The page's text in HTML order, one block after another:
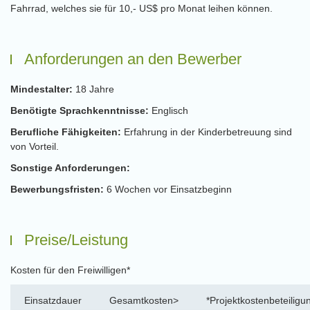
Fahrrad, welches sie für 10,- US$ pro Monat leihen können.
Anforderungen an den Bewerber
Mindestalter: 18 Jahre
Benötigte Sprachkenntnisse: Englisch
Berufliche Fähigkeiten: Erfahrung in der Kinderbetreuung sind
von Vorteil.
Sonstige Anforderungen:
Bewerbungsfristen: 6 Wochen vor Einsatzbeginn
Preise/Leistung
Kosten für den Freiwilligen*
Einsatzdauer Gesamtkosten>